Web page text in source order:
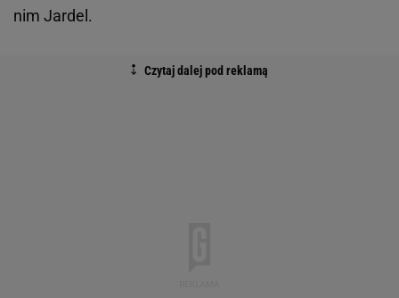
nim Jardel.